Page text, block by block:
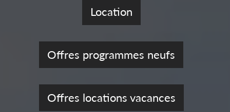
Location
Offres programmes neufs
Offres locations vacances